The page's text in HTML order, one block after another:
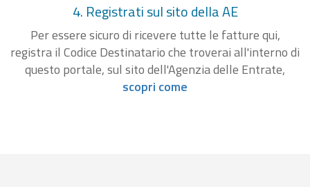
4. Registrati sul sito della AE
Per essere sicuro di ricevere tutte le fatture qui,
registra il Codice Destinatario che troverai all'interno di
questo portale, sul sito dell'Agenzia delle Entrate,
scopri come